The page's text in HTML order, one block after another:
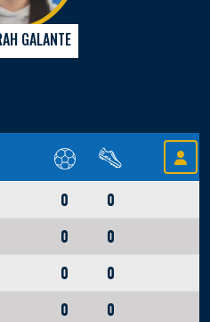
GALANTE
0
0
0
0
0
0
0
0